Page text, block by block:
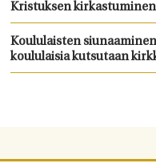
Kristuksen
Koululaisten
koululaisia kutsutaan